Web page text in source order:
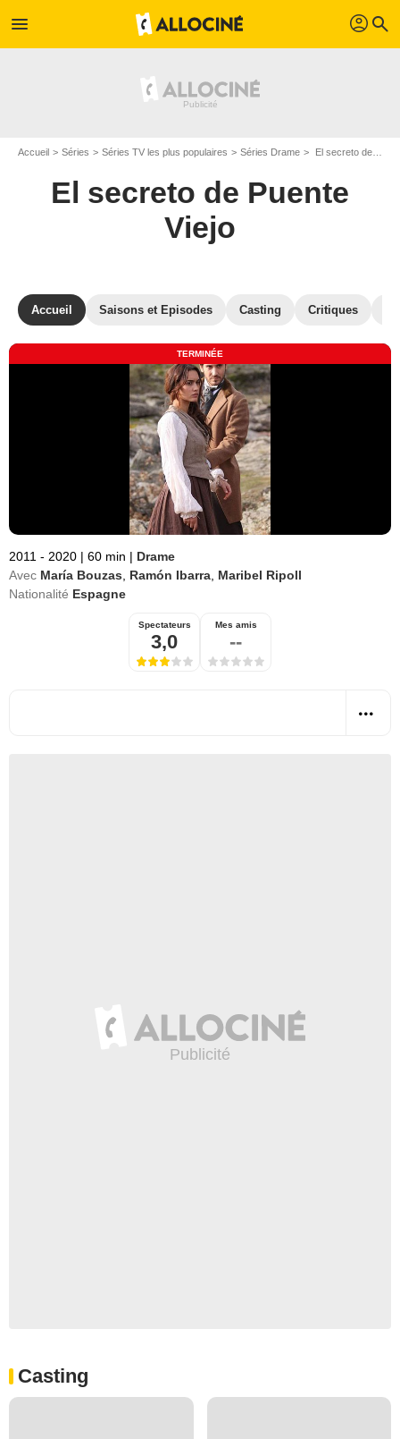
menu profil search
Accueil Séries Séries TV les plus populaires Séries Drame El secreto de Puente Viejo
El secreto de Puente
Viejo
Accueil Saisons et Episodes Casting Critiques
TERMINÉE
2011 - 2020 | 60 min | Drame
Avec María Bouzas Ramón Ibarra Maribel Ripoll
Nationalité Espagne
Spectateurs
3,0
Mes amis
--
Casting